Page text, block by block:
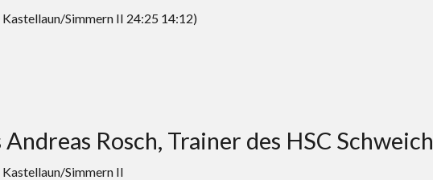
Simmern II 24:25 14:12)
Rosch, Trainer des HSC Schweich
Simmern II